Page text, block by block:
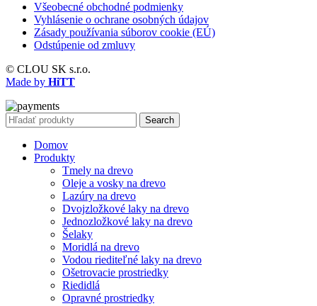
Všeobecné obchodné podmienky
Vyhlásenie o ochrane osobných údajov
Zásady používania súborov cookie (EÚ)
Odstúpenie od zmluvy
© CLOU SK s.r.o.
Made by HiTT
Search
Domov
Produkty
Tmely na drevo
Oleje a vosky na drevo
Lazúry na drevo
Dvojzložkové laky na drevo
Jednozložkové laky na drevo
Šelaky
Moridlá na drevo
Vodou riediteľné laky na drevo
Ošetrovacie prostriedky
Riedidlá
Opravné prostriedky